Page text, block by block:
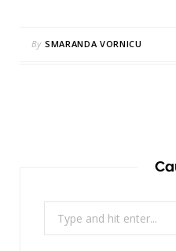
By SMARANDA VORNICU
for: